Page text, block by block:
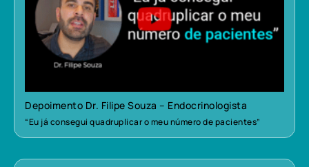
Depoimento Dr. Filipe Souza – Endocrinologista
“Eu já consegui quadruplicar o meu número de pacientes”